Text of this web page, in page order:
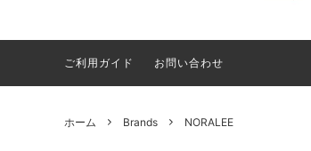
ご利用ガイド お問い合わせ
ホーム Brands NORALEE